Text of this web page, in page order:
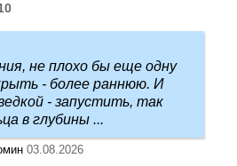
не плохо бы еще одну
- более раннюю. И
- запустить, так
в глубины ...
03.08.2026